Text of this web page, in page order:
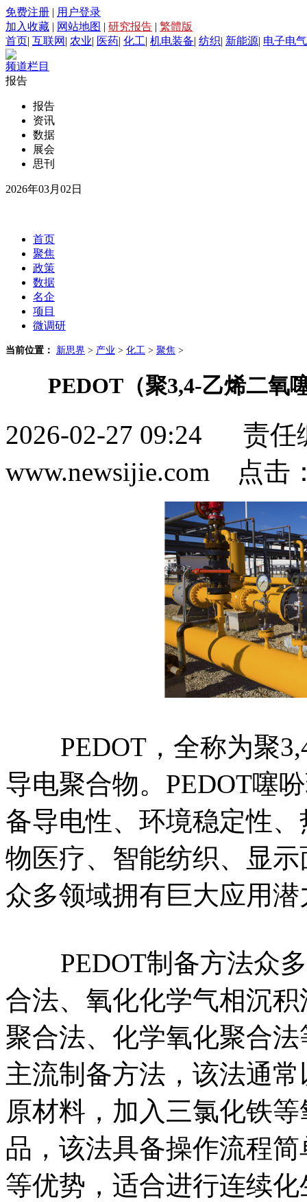
免费注册 | 用户登录
加入收藏 | 网站地图 | 研究报告 | 繁體版
首页| 互联网 | 农业| 医药| 化工| 机电装备| 纺织| 新能源| 电子电气
频道栏目
报告
报告
资讯
数据
展会
思刊
2026年03月02日
首页
聚焦
政策
数据
名企
项目
微调研
当前位置： 新思界 > 产业 > 化工 > 聚焦 >
PEDOT（聚3,4-乙烯二氧
2026-02-27 09:24 责
www.newsijie.com 点击
PEDOT，全称为聚
导电聚合物。PEDOT噻
备导电性、环境稳定性
物医疗、智能纺织、显
众多领域拥有巨大应用潜
PEDOT制备方法众多
合法、氧化化学气相沉
聚合法、化学氧化聚合
主流制备方法，该法通
原材料，加入三氯化铁‌
品，该法具备操作流程
等优势，适合进行连续化